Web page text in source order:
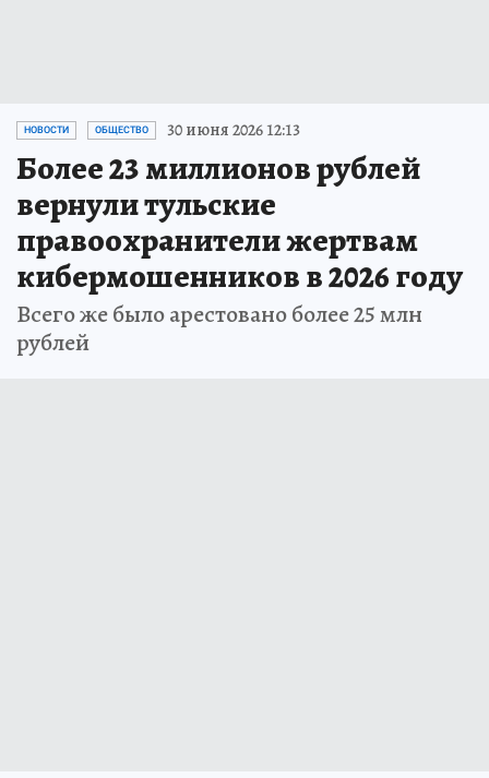
НОВОСТИ ОБЩЕСТВО 30 июня 2026 12:13
Более 23 миллионов рублей
вернули тульские
правоохранители жертвам
кибермошенников в 2026 году
Всего же было арестовано более 25 млн
рублей